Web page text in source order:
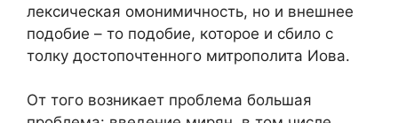
лексическая омонимичность, но и внешнее
подобие – то подобие, которое и сбило с
толку достопочтенного митрополита Иова.
От того возникает проблема большая